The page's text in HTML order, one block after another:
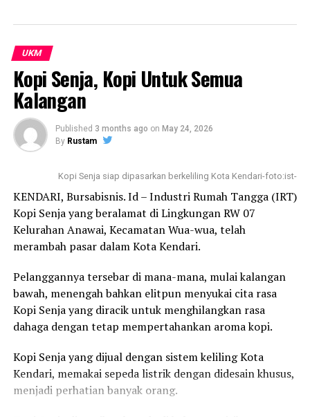
2020.
Atas dasar itu Indonesia dan Rumania akan tingkatkan
kerjasama ekonomi berbasis UMKM. “Kedua negara
dapat mendorong kerjasama ekonomi berbasis UMKM.
Salah satu program Indonesia adalah pemberdayaan
ekonomi keluarga melalui Usaha Peningkatan
pada ekonomi kreatif berbasis UMKM, diharapkan
kerjasama perdagangan antara Indonesia dan Rumania
dapat memperkuat juga Kerjasama ekonomi berbasis
UMKM,” papar Gobel sebagaimana dilansir dari laman
dpr.go.id pada Kamis, 20 Juni 2024.
Dia menjelaskan, penguatan ekonomi keluarga menjadi
bagian dari upaya Indonesia untuk menurunkan tingkat
kemiskinan ekstrem, karena Menurut Politisi Fraksi
Partai NasDem ini, pada saat berbicara tentang
atau rumah tangga miskin.
Indonesia dan Rumania memiliki kerja sama ekonomi
UKM
Kopi Senja, Kopi Untuk Semua
Kalangan
Published 3 months ago on May 24, 2026
By Rustam
Kopi Senja siap dipasarkan berkeliling Kota Kendari-foto:ist-
KENDARI, Bursabisnis. Id – Industri Rumah Tangga (IRT)
Kopi Senja yang beralamat di Lingkungan RW 07
Kelurahan Anawai, Kecamatan Wua-wua, telah
merambah pasar dalam Kota Kendari.
Pelanggannya tersebar di mana-mana, mulai kalangan
bawah, menengah bahkan elitpun menyukai cita rasa
Kopi Senja yang diracik untuk menghilangkan rasa
dahaga dengan tetap mempertahankan aroma kopi.
Kopi Senja yang dijual dengan sistem keliling Kota
Kendari, memakai sepeda listrik dengan didesain khusus,
menjadi perhatian banyak orang.